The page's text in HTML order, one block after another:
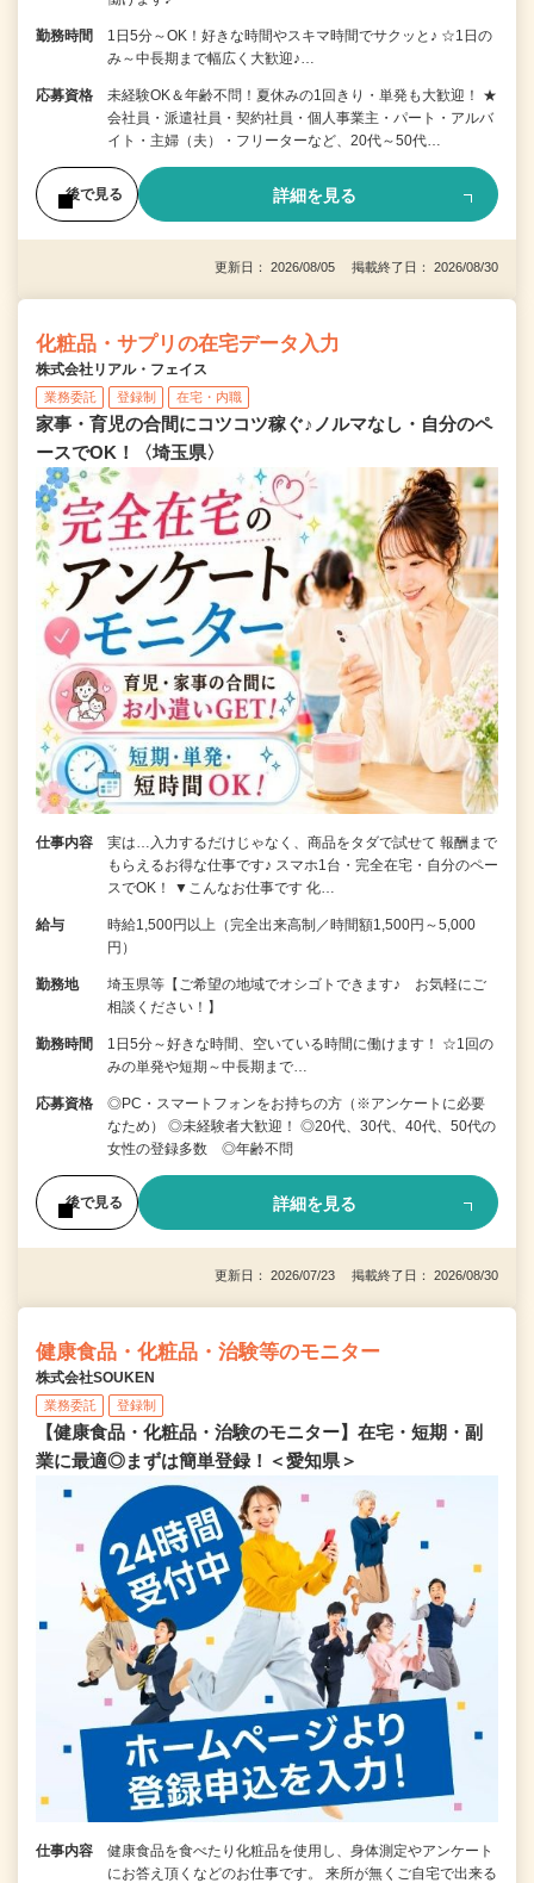
勤務時間
1日5分～OK！好きな時間やスキマ時間でサクッと♪ ☆1日の
み～中長期まで幅広く大歓迎♪…
応募資格
未経験OK＆年齢不問！夏休みの1回きり・単発も大歓迎！ ★
会社員・派遣社員・契約社員・個人事業主・パート・アルバ
イト・主婦（夫）・フリーターなど、20代～50代…
後で見る 詳細を見る
更新日： 2026/08/05 掲載終了日： 2026/08/30
化粧品・サプリの在宅データ入力
株式会社リアル・フェイス
業務委託 登録制 在宅・内職
家事・育児の合間にコツコツ稼ぐ♪ノルマなし・自分のペ
ースでOK！〈埼玉県〉
仕事内容
実は…入力するだけじゃなく、商品をタダで試せて 報酬まで
もらえるお得な仕事です♪ スマホ1台・完全在宅・自分のペー
スでOK！ ▼こんなお仕事です 化…
給与
時給1,500円以上（完全出来高制／時間額1,500円～5,000
円）
勤務地
埼玉県等【ご希望の地域でオシゴトできます♪ お気軽にご
相談ください！】
勤務時間
1日5分～好きな時間、空いている時間に働けます！ ☆1回の
みの単発や短期～中長期まで…
応募資格
◎PC・スマートフォンをお持ちの方（※アンケートに必要
なため） ◎未経験者大歓迎！ ◎20代、30代、40代、50代の
女性の登録多数 ◎年齢不問
後で見る 詳細を見る
更新日： 2026/07/23 掲載終了日： 2026/08/30
健康食品・化粧品・治験等のモニター
株式会社SOUKEN
業務委託 登録制
【健康食品・化粧品・治験のモニター】在宅・短期・副
業に最適◎まずは簡単登録！＜愛知県＞
仕事内容
健康食品を食べたり化粧品を使用し、身体測定やアンケート
にお答え頂くなどのお仕事です。 来所が無くご自宅で出来る